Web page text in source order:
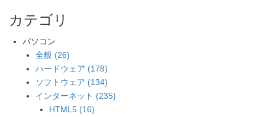
カテゴリ
パソコン
全般 (26)
ハードウェア (178)
ソフトウェア (134)
インターネット (235)
HTML5 (16)